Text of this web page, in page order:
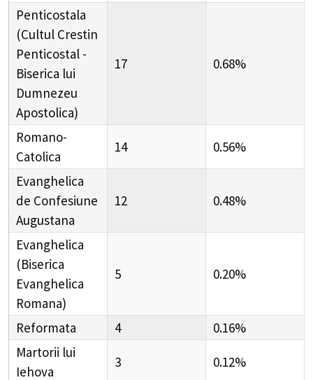
Penticostala
(Cultul Crestin
Penticostal -
Biserica lui
Dumnezeu
Apostolica)
17 0.68%
Romano-
Catolica
14 0.56%
Evanghelica
de Confesiune
Augustana
12 0.48%
Evanghelica
(Biserica
Evanghelica
Romana)
5 0.20%
Reformata 4
0.16%
Martorii lui
Iehova
3 0.12%